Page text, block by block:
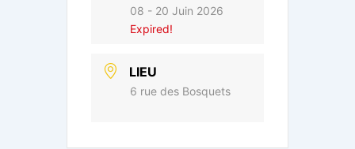
08 - 20 Juin 2026
Expired!
LIEU
6 rue des Bosquets